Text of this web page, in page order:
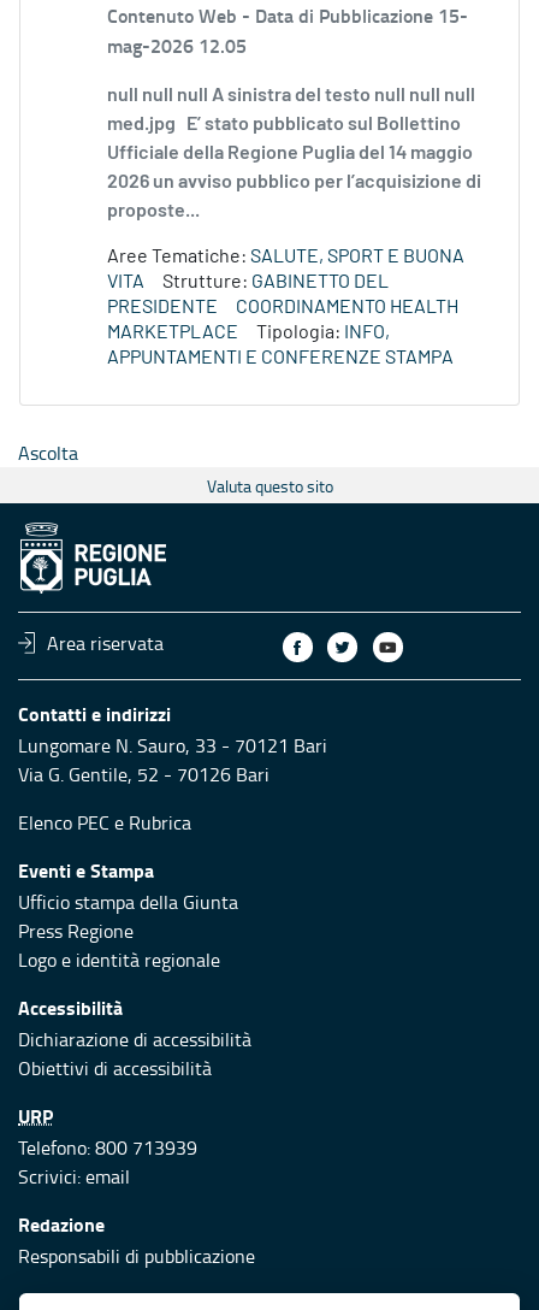
Contenuto Web - Data di Pubblicazione 15-
mag-2026 12.05
null null null A sinistra del testo null null null
med.jpg E’ stato pubblicato sul Bollettino
Ufficiale della Regione Puglia del 14 maggio
2026 un avviso pubblico per l’acquisizione di
proposte...
Aree Tematiche: SALUTE, SPORT E BUONA
VITA
Strutture: GABINETTO DEL
PRESIDENTE
COORDINAMENTO HEALTH
MARKETPLACE
Tipologia:
INFO,
APPUNTAMENTI E CONFERENZE STAMPA
Ascolta
Valuta questo sito
Area riservata
Contatti e indirizzi
Lungomare N. Sauro, 33 - 70121 Bari
Via G. Gentile, 52 - 70126 Bari
Elenco PEC e Rubrica
Eventi e Stampa
Ufficio stampa della Giunta
Press Regione
Logo e identità regionale
Accessibilità
Dichiarazione di accessibilità
Obiettivi di accessibilità
URP
Telefono: 800 713939
Scrivici:email
Redazione
Responsabili di pubblicazione
Protezione civile